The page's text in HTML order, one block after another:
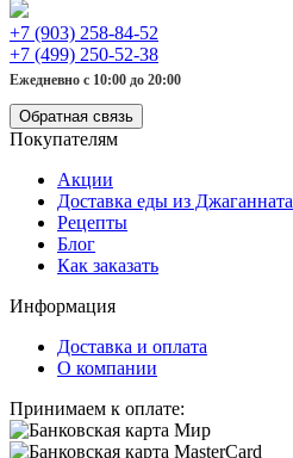
+7 (903) 258-84-52
+7 (499) 250-52-38
Ежедневно с 10:00 до 20:00
Обратная связь
Покупателям
Акции
Доставка еды из Джаганната
Рецепты
Блог
Как заказать
Информация
Доставка и оплата
О компании
Принимаем к оплате: